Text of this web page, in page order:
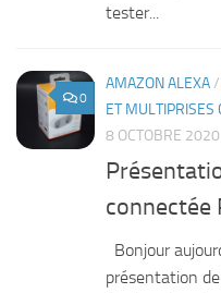
tester...
0
AMAZON ALEXA/
ET MULTIPRISES
8 OCTOBRE 2020
connectée
Bonjour
présentation